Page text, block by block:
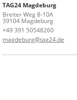
TAG24 Magdeburg
Breiter Weg 8-10A
39104 Magdeburg
+49 391 50548260
magdeburg@tag24.de